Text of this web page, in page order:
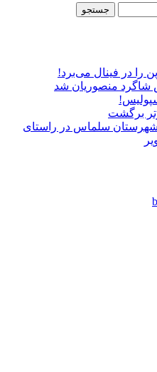
را در فینال می‌برد!
شاگرد منصوریان شد
برگشت
شهرستان سلماس در راستای